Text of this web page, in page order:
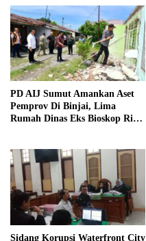
PD AIJ Sumut Amankan Aset
Pemprov Di Binjai, Lima
Rumah Dinas Eks Bioskop Ria
Sidang Korupsi Waterfront City